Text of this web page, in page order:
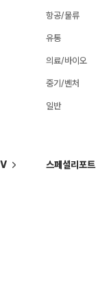
항공/물류
유통
의료/바이오
중기/벤처
일반
스페셜리포트